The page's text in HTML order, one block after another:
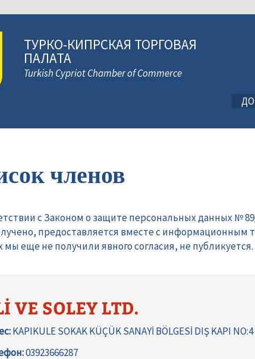
ТУРКО-КИПРСКАЯ ТОРГОВАЯ
ПАЛАТА
Turkish Cypriot Chamber of Commerce
членов
с Законом о защите персональных данных №
предоставляется вместе с информационным
мы еще не получили явного согласия, не публикуется.
VE SOLEY LTD.
KAPIKULE SOKAK KÜÇÜK SANAYİ BÖLGESİ DIŞ KAPI
03923666287